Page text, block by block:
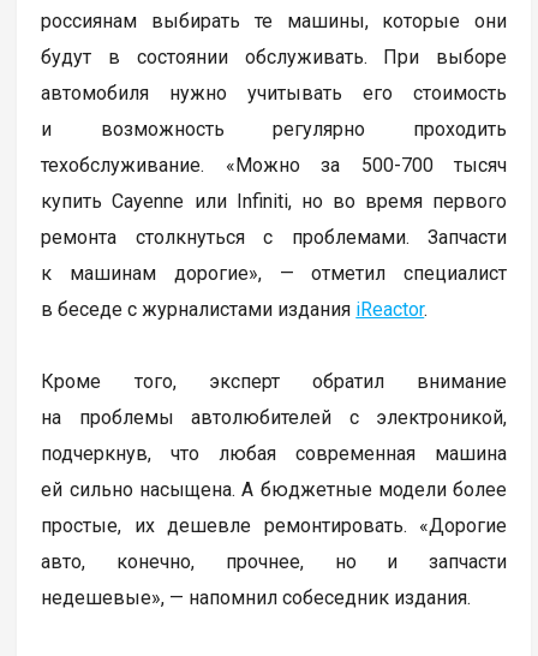
россиянам выбирать те машины, которые они
будут в состоянии обслуживать. При выборе
автомобиля нужно учитывать его стоимость
и возможность регулярно проходить
техобслуживание. «Можно за 500-700 тысяч
купить Cayenne или Infiniti, но во время первого
ремонта столкнуться с проблемами. Запчасти
к машинам дорогие», — отметил специалист
в беседе с журналистами издания iReactor.
Кроме того, эксперт обратил внимание
на проблемы автолюбителей с электроникой,
подчеркнув, что любая современная машина
ей сильно насыщена. А бюджетные модели более
простые, их дешевле ремонтировать. «Дорогие
авто, конечно, прочнее, но и запчасти
недешевые», — напомнил собеседник издания.